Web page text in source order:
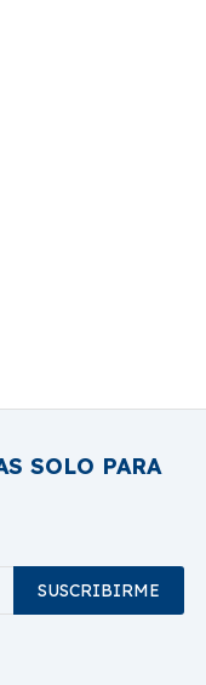
SOLO PARA
SUSCRIBIRME